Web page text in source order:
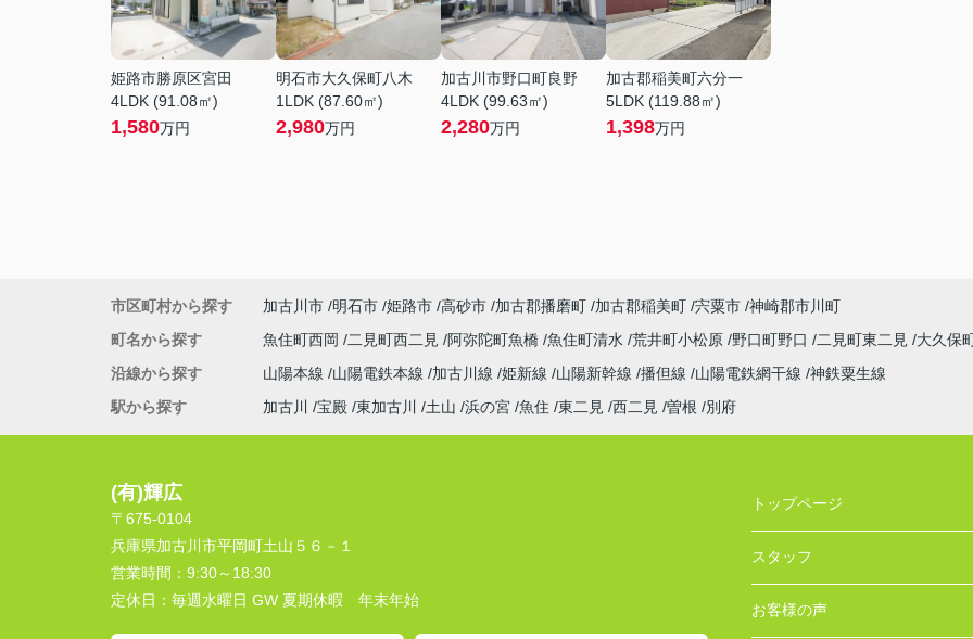
姫路市勝原区宮田
4LDK (91.08㎡)
1,580万円
明石市大久保町八木
1LDK (87.60㎡)
2,980万円
加古川市野口町良野
4LDK (99.63㎡)
2,280万円
加古郡稲美町六分一
5LDK (119.88㎡)
1,398万円
市区町村から探す 加古川市 明石市 姫路市 高砂市 加古郡播磨町 加古郡稲美町 宍粟市 神崎郡市川町
町名から探す
魚住町西岡 二見町西二見 阿弥陀町魚橋 魚住町清水 荒井町小松原 野口町野口 二見町東二見
大久保
沿線から探す
山陽本線 山陽電鉄本線 加古川線 姫新線 山陽新幹線 播但線 山陽電鉄網干線 神鉄粟生線
駅から探す
加古川 宝殿 東加古川 土山 浜の宮 魚住 東二見 西二見 曽根 別府
(有)輝広
〒675-0104
兵庫県加古川市平岡町土山５６－１
営業時間： 9:30～18:30
定休日： 毎週水曜日 GW 夏期休暇 年末年始
トップページ
スタッフ
お客様の声